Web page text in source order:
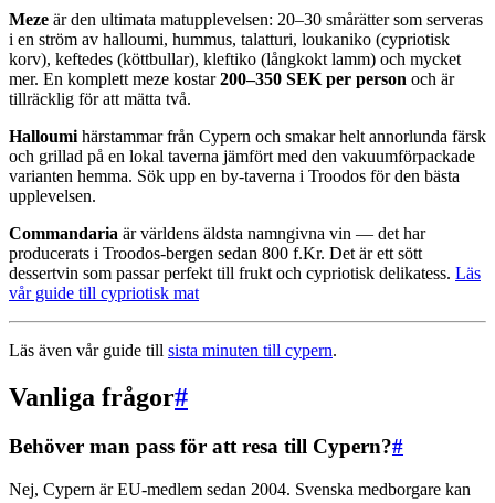
Meze är den ultimata matupplevelsen: 20–30 smårätter som serveras
i en ström av halloumi, hummus, talatturi, loukaniko (cypriotisk
korv), keftedes (köttbullar), kleftiko (långkokt lamm) och mycket
mer. En komplett meze kostar200–350 SEK per person och är
tillräcklig för att mätta två.
Halloumi härstammar från Cypern och smakar helt annorlunda färsk
och grillad på en lokal taverna jämfört med den vakuumförpackade
varianten hemma. Sök upp en by-taverna i Troodos för den bästa
upplevelsen.
Commandaria är världens äldsta namngivna vin — det har
producerats i Troodos-bergen sedan 800 f.Kr. Det är ett sött
dessertvin som passar perfekt till frukt och cypriotisk delikatess. Läs
vår guide till cypriotisk mat
Läs även vår guide till sista minuten till cypern.
Vanliga frågor#
Behöver man pass för att resa till Cypern?#
Nej, Cypern är EU-medlem sedan 2004. Svenska medborgare kan